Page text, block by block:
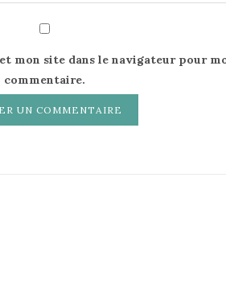
mon site dans le navigateur pour
commentaire.